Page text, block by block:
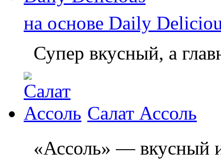
на основе Daily
Супер вкусный, а
Салат Ассоль
«Ассоль» — вкусный и